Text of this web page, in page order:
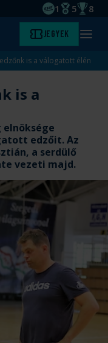
EHF
1
Magyar
5 8
Jegyek Menü
is a válogatott élén
is a
elnöksége
edzőit. Az
a serdülő
vezeti majd.